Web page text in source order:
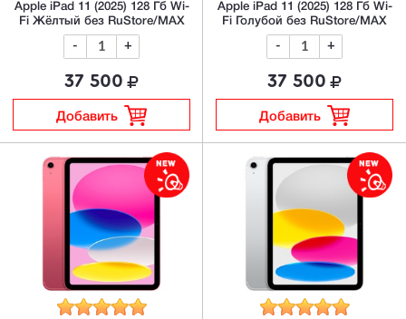
Apple iPad 11 (2025) 128 Гб Wi-
Fi Жёлтый без RuStore/MAX
- +
37 500
Добавить
Apple iPad 11 (2025) 128 Гб Wi-
Fi Голубой без RuStore/MAX
- +
37 500
Добавить